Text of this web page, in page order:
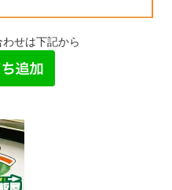
せは下記から